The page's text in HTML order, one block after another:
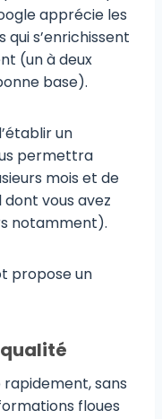
apprécie les
s’enrichissent
(un à deux
base).
un
permettra
mois et de
vous avez
notamment).
propose un
sans
floues